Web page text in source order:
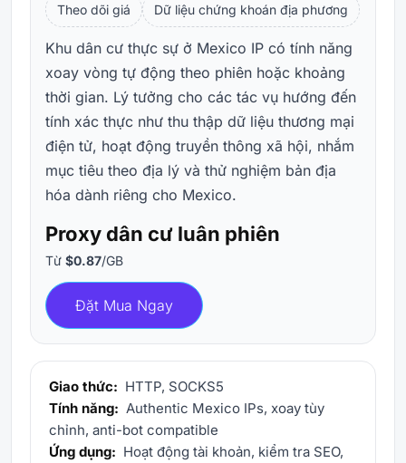
Theo dõi giá Dữ liệu chứng khoán địa phương
Khu dân cư thực sự ở Mexico IP có tính năng
xoay vòng tự động theo phiên hoặc khoảng
thời gian. Lý tưởng cho các tác vụ hướng đến
tính xác thực như thu thập dữ liệu thương mại
điện tử, hoạt động truyền thông xã hội, nhắm
mục tiêu theo địa lý và thử nghiệm bản địa
hóa dành riêng cho Mexico.
Proxy dân cư luân phiên
Từ $0.87/GB
Đặt Mua Ngay
Giao thức: HTTP, SOCKS5
Tính năng: Authentic Mexico IPs, xoay tùy
chỉnh, anti-bot compatible
Ứng dụng: Hoạt động tài khoản, kiểm tra SEO,